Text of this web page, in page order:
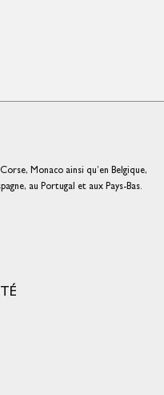
Monaco ainsi qu’en Belgique,
au Portugal et aux Pays-Bas.